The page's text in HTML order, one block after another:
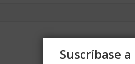
Suscríbase